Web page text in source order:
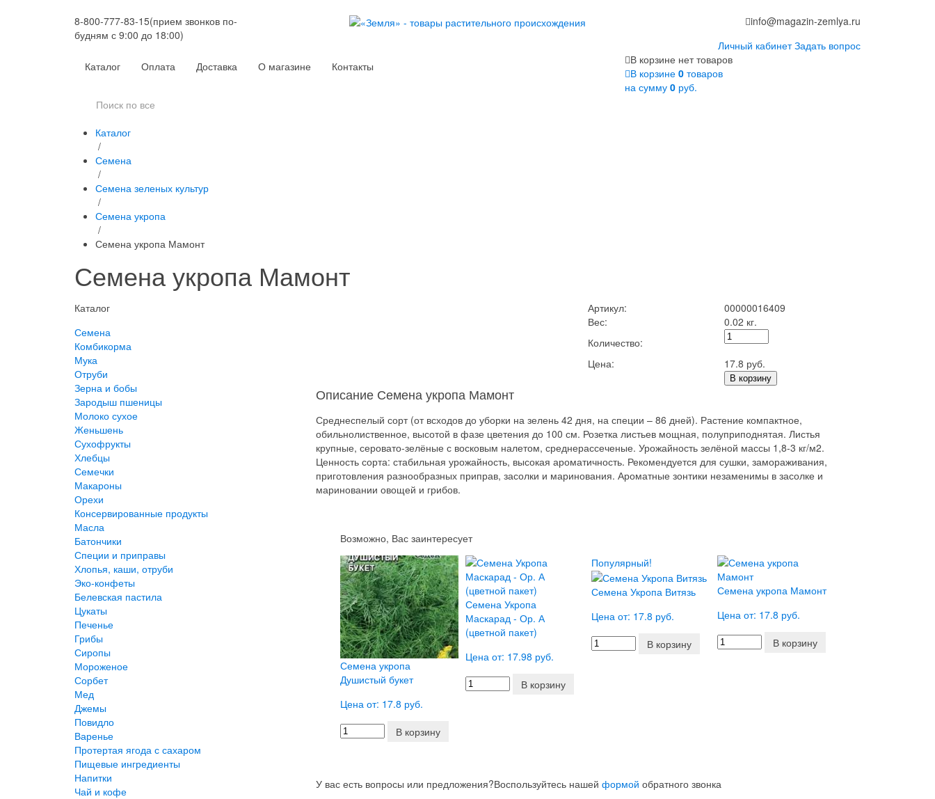
8-800-777-83-15(прием звонков по-
будням с 9:00 до 18:00)
info@magazin-zemlya.ru
Личный кабинет Задать вопрос
Каталог
Оплата Доставка О магазине Контакты
В корзине нет товаров
В корзине 0 товаров
на сумму 0 руб.
Каталог
/
Семена
/
Семена зеленых культур
/
Семена укропа
/
Семена укропа Мамонт
Семена укропа Мамонт
Каталог
Семена
Комбикорма
Мука
Отруби
Зерна и бобы
Зародыш пшеницы
Молоко сухое
Женьшень
Сухофрукты
Хлебцы
Семечки
Макароны
Орехи
Консервированные продукты
Масла
Батончики
Специи и приправы
Хлопья, каши, отруби
Эко-конфеты
Белевская пастила
Цукаты
Печенье
Грибы
Сиропы
Мороженое
Сорбет
Мед
Джемы
Повидло
Варенье
Протертая ягода с сахаром
Пищевые ингредиенты
Напитки
Чай и кофе
Артикул:
00000016409
Вес:
0.02 кг.
Количество:
Цена:
17.8 руб.
В корзину
Описание Семена укропа Мамонт
Среднеспелый сорт (от всходов до уборки на зелень 42 дня, на специи – 86 дней). Растение компактное,
обильнолиственное, высотой в фазе цветения до 100 см. Розетка листьев мощная, полуприподнятая. Листья
крупные, серовато-зелёные с восковым налетом, среднерассеченые. Урожайность зелёной массы 1,8-3 кг/м2.
Ценность сорта: стабильная урожайность, высокая ароматичность. Рекомендуется для сушки, замораживания,
приготовления разнообразных приправ, засолки и маринования. Ароматные зонтики незаменимы в засолке и
мариновании овощей и грибов.
Возможно, Вас заинтересует
Семена укропа
Душистый букет
Цена от: 17.8 руб.
В корзину
Семена Укропа
Маскарад - Ор. А
(цветной пакет)
Цена от: 17.98 руб.
В корзину
Популярный!
Семена Укропа Витязь
Цена от: 17.8 руб.
В корзину
Семена укропа Мамонт
Цена от: 17.8 руб.
В корзину
У вас есть вопросы или предложения?Воспользуйтесь нашей формой обратного звонка